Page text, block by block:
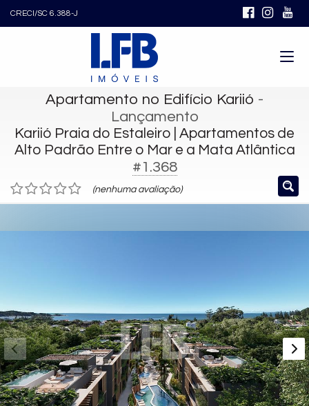
CRECI/SC 6.388-J
Apartamento no Edifício Kariió -
Lançamento
Kariió Praia do Estaleiro | Apartamentos de
Alto Padrão Entre o Mar e a Mata Atlântica
#1.368
(nenhuma avaliação)